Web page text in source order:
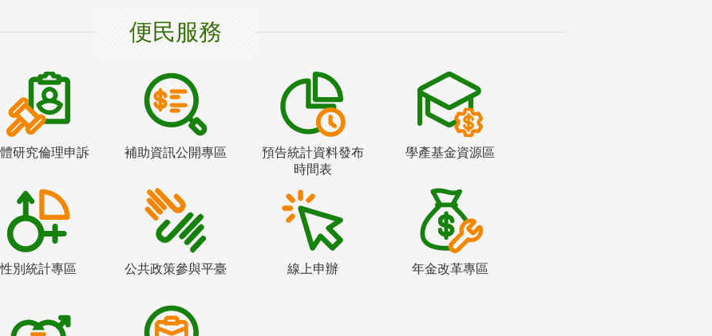
便民服務
體研究倫理申訴 補助資訊公開專區
預告統計資料發布
時間表
學產基金資源區
性別統計專區 公共政策參與平臺 線上申辦 年金改革專區